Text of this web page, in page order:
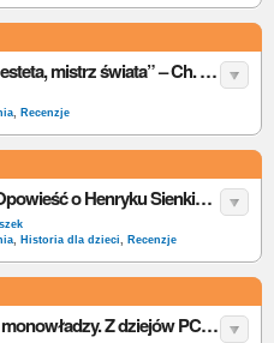
„Joachim Löw. Strateg, esteta, mistrz świata” – Ch. Bausenwein – recenzja
, Recenzje
„Piórem czy mieczem. Opowieść o Henryku Sienkiewiczu” – A. Czerwińska-Rydel – recenzja
, Historia dla dzieci, Recenzje
„Porozumienie przeciw monowładzy. Z dziejów PC” – J. Kaczyński – recenzja